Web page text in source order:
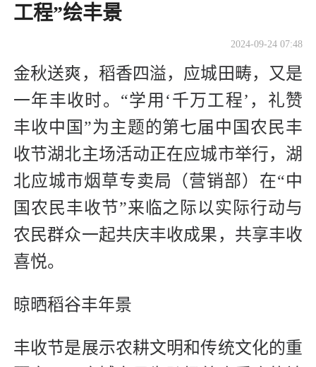
工程”绘丰景
2024-09-24 07:48
金秋送爽，稻香四溢，应城田畴，又是
一年丰收时。“学用‘千万工程’，礼赞
丰收中国”为主题的第七届中国农民丰
收节湖北主场活动正在应城市举行，湖
北应城市烟草专卖局（营销部）在“中
国农民丰收节”来临之际以实际行动与
农民群众一起共庆丰收成果，共享丰收
喜悦。
晾晒稻谷丰年景
丰收节是展示农耕文明和传统文化的重